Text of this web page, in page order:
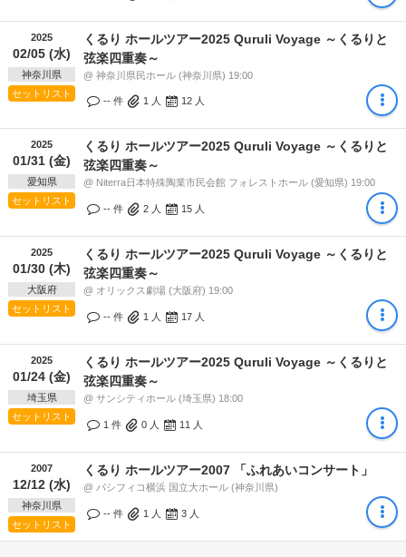
2025
02/05 (水)
神奈川県
セットリスト
くるり ホールツアー2025 Quruli Voyage ～くるりと
弦楽四重奏～
@ 神奈川県民ホール (神奈川県) 19:00
-- 件 1 人 12 人
2025
01/31 (金)
愛知県
セットリスト
くるり ホールツアー2025 Quruli Voyage ～くるりと
弦楽四重奏～
@ Niterra日本特殊陶業市民会館 フォレストホール (愛知県) 19:00
-- 件 2 人 15 人
2025
01/30 (木)
大阪府
セットリスト
くるり ホールツアー2025 Quruli Voyage ～くるりと
弦楽四重奏～
@ オリックス劇場 (大阪府) 19:00
-- 件 1 人 17 人
2025
01/24 (金)
埼玉県
セットリスト
くるり ホールツアー2025 Quruli Voyage ～くるりと
弦楽四重奏～
@ サンシティホール (埼玉県) 18:00
1 件 0 人 11 人
2007
12/12 (水)
神奈川県
セットリスト
くるり ホールツアー2007 「ふれあいコンサート」
@ パシフィコ横浜 国立大ホール (神奈川県)
-- 件 1 人 3 人